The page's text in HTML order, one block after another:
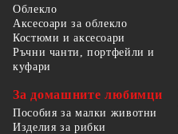
Облекло
Аксесоари за облекло
Костюми и аксесоари
Ръчни чанти, портфейли и
куфари
За домашните любимци
Пособия за малки животни
Изделия за рибки